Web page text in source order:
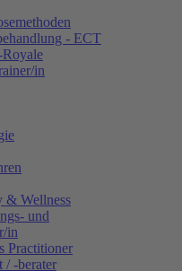
- ECT
in
& Wellness
und
in
Practitioner
/ -berater